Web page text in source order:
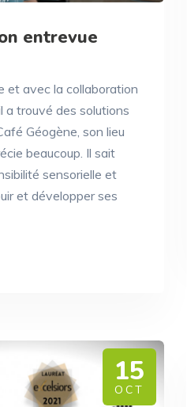
entrevue
et avec la collaboration
a trouvé des solutions
Géogène, son lieu
beaucoup. Il sait
sensorielle et
et développer ses
15
OCT